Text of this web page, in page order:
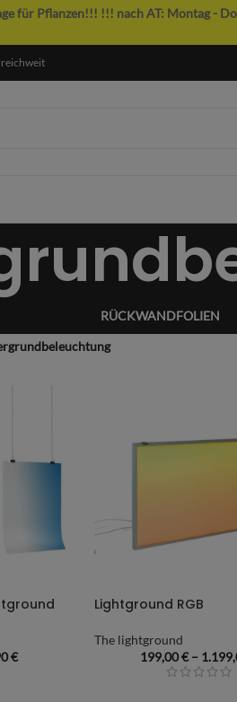
für Pflanzen!!! !!! nach AT: Montag -
RÜCKWANDFOLIEN
€
Lightground RGB
The lightground
199,00€–